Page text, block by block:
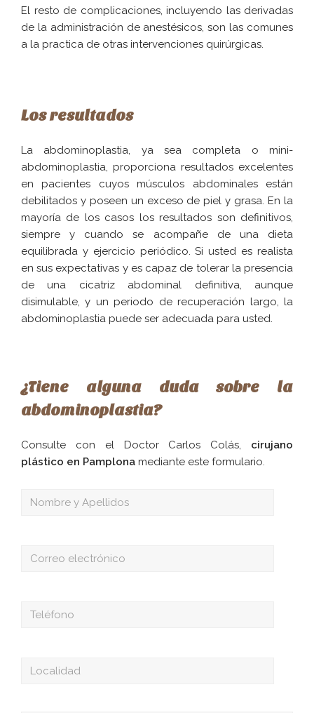
El resto de complicaciones, incluyendo las derivadas
de la administración de anestésicos, son las comunes
a la practica de otras intervenciones quirúrgicas.
Los resultados
La abdominoplastia, ya sea completa o mini-
abdominoplastia, proporciona resultados excelentes
en pacientes cuyos músculos abdominales están
debilitados y poseen un exceso de piel y grasa. En la
mayoría de los casos los resultados son definitivos,
siempre y cuando se acompañe de una dieta
equilibrada y ejercicio periódico. Si usted es realista
en sus expectativas y es capaz de tolerar la presencia
de una cicatriz abdominal definitiva, aunque
disimulable, y un periodo de recuperación largo, la
abdominoplastia puede ser adecuada para usted.
¿Tiene alguna duda sobre la
abdominoplastia?
Consulte con el Doctor Carlos Colás, cirujano
plástico en Pamplona mediante este formulario.